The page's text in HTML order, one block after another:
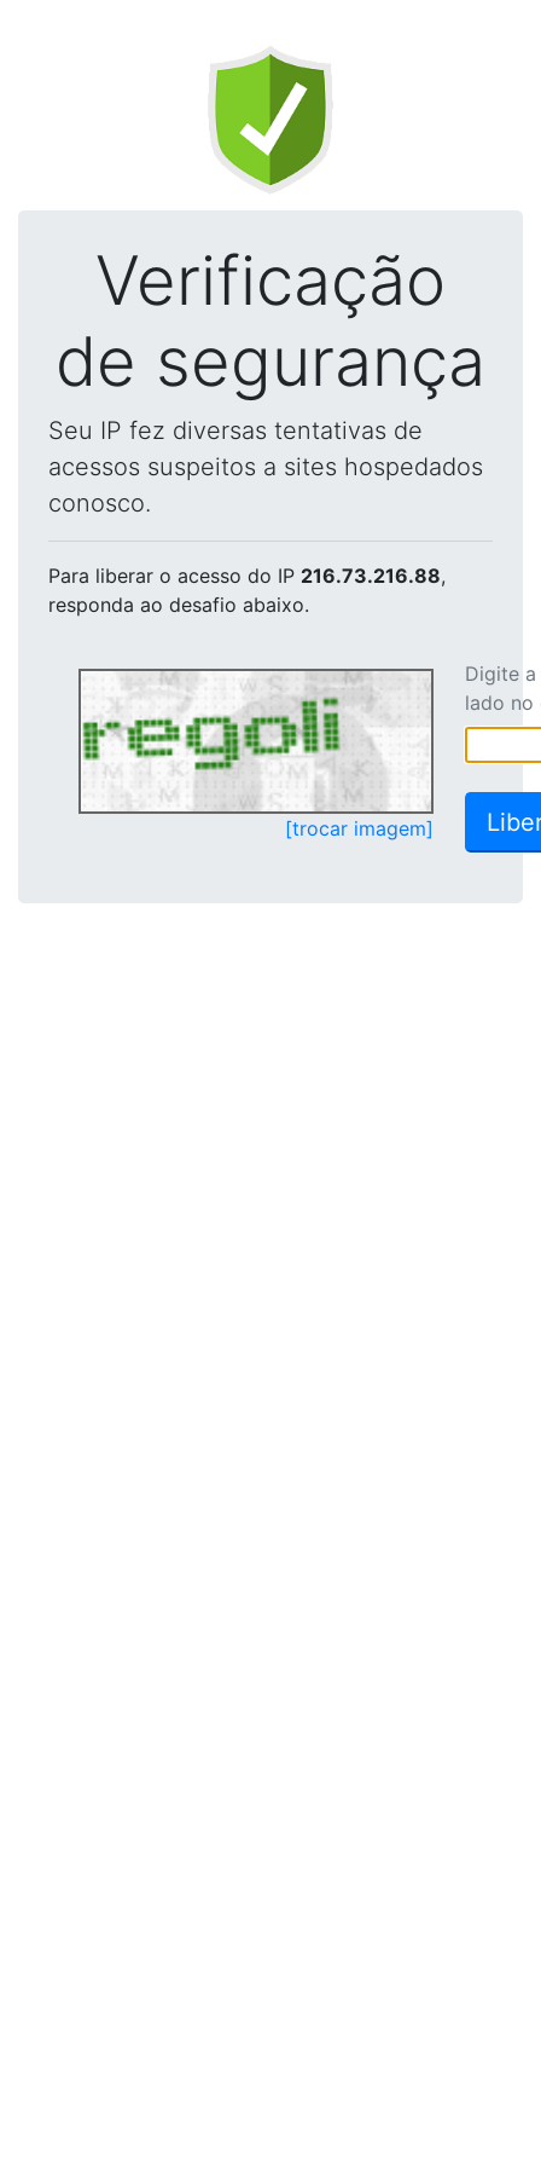
Verificação
de segurança
Seu IP fez diversas tentativas de
acessos suspeitos a sites hospedados
conosco.
Para liberar o acesso do IP 216.73.216.88,
responda ao desafio abaixo.
[trocar imagem]
Digite
lado no